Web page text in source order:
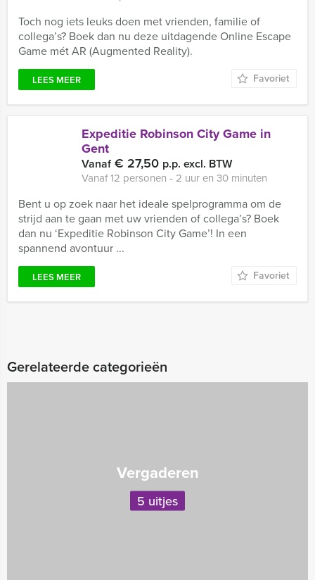
Toch nog iets leuks doen met vrienden, familie of
collega’s? Boek dan nu deze uitdagende Online Escape
Game mét AR (Augmented Reality).
LEES MEER Favoriet
Expeditie Robinson City Game in
Gent
Vanaf€ 27,50 p.p. excl. BTW
Vanaf 12 personen ‐ 2 uur en 30 minuten
Bent u op zoek naar het ideale spelprogramma om de
strijd aan te gaan met uw vrienden of collega’s? Boek
dan nu ‘Expeditie Robinson City Game’! In een
spannend avontuur ...
LEES MEER Favoriet
Gerelateerde categorieën
Vergaderen
5 uitjes